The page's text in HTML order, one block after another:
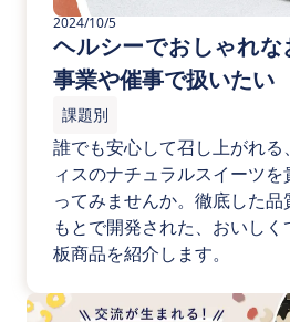
2024/10/5
ヘルシーでおしゃれ
事業や催事で扱いたい
課題別
誰でも安心して召し上がれる
ィスのナチュラルスイーツ
ってみませんか。徹底した
もとで開発された、おいし
板商品を紹介します。